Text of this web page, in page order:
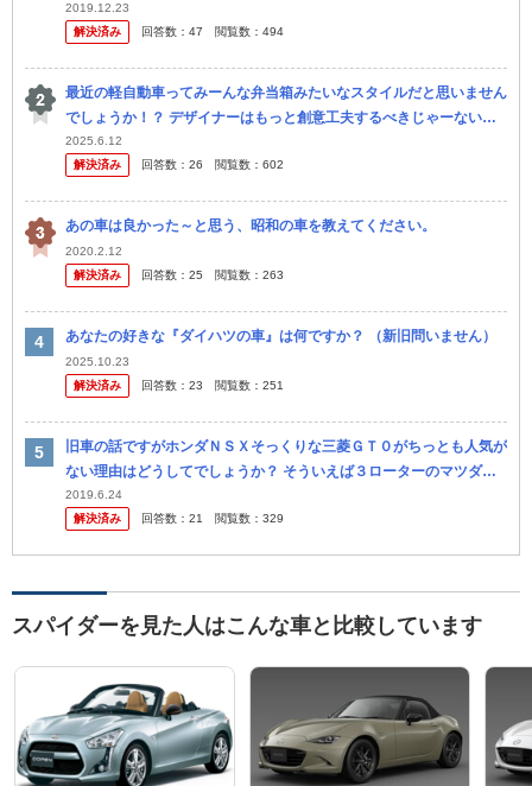
エンタと乗ってきました。 しかしここ最近無性にスポーツカーが乗
りた...
2019.12.23
解決済み
回答数： 47 閲覧数： 494
最近の軽自動車ってみーんな弁当箱みたいなスタイルだと思いません
でしょうか！？ デザイナーはもっと創意工夫するべきじゃーないで
しょうか！？ 昭和には素敵なデザインの軽自動車が有りました！ フ
ロ...
2025.6.12
解決済み
回答数： 26 閲覧数： 602
あの車は良かった～と思う、昭和の車を教えてください。
2020.2.12
解決済み
回答数： 25 閲覧数： 263
あなたの好きな『ダイハツの車』は何ですか？ （新旧問いません）
2025.10.23
解決済み
回答数： 23 閲覧数： 251
旧車の話ですがホンダＮＳＸそっくりな三菱ＧＴ０がちっとも人気が
ない理由はどうしてでしょうか？ そういえば３ローターのマツダ・
コスモも人気ないですね！？ 初代トヨタ・ソアラも，ダットサンＺ
と比べ...
2019.6.24
解決済み
回答数： 21 閲覧数： 329
スパイダーを見た人はこんな車と比較しています